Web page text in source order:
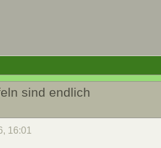
sind endlich
16:01